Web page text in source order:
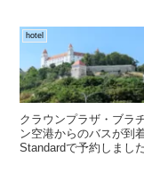
hotel
クラウンプラザ・ブラ
ン空港からのバスが到
Standardで予約しまし